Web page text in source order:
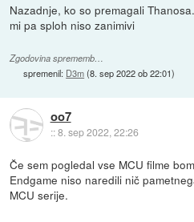
Nazadnje, ko so premagali
mi pa sploh niso zanimivi
Zgodovina sprememb…
spremenil: D3m(8. sep 2022 ob 22:01)
oo7
::8. sep 2022, 22:26
Če sem pogledal vse MCU filme
Endgame niso naredili nič
MCU serije.